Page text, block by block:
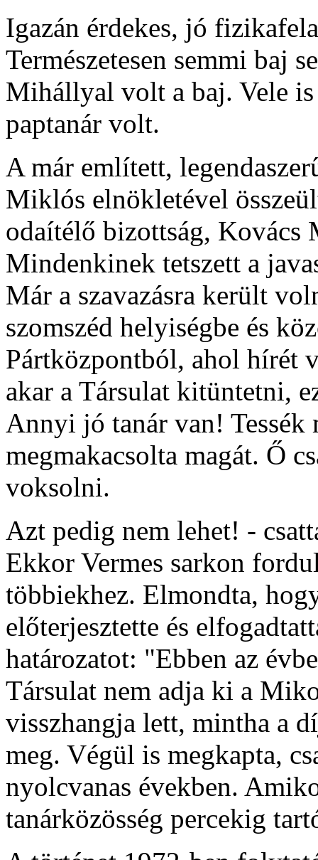
Igazán érdekes, jó
Természetesen semmi baj
Mihállyal volt a baj. Vele
paptanár volt.
A már említett,
Miklós elnökletével
odaítélő bizottság, Kovács
Mindenkinek tetszett a
Már a szavazásra került
szomszéd helyiségbe és
Pártközpontból, ahol hírét
akar a Társulat kitüntetni,
Annyi jó tanár van! Tessék
megmakacsolta magát. Ő
voksolni.
Azt pedig nem lehet! -
Ekkor Vermes sarkon
többiekhez. Elmondta,
előterjesztette és
határozatot: "Ebben az
Társulat nem adja ki a
visszhangja lett, mintha a
meg. Végül is megkapta,
nyolcvanas években.
tanárközösség percekig